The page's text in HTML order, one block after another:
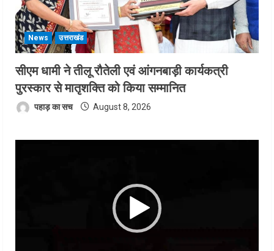
News उत्तराखंड
सीएम धामी ने तीलू रौतेली एवं आंगनबाड़ी कार्यकत्री
पुरस्कार से मातृशक्ति को किया सम्मानित
पहाड़ का सच August 8, 2026